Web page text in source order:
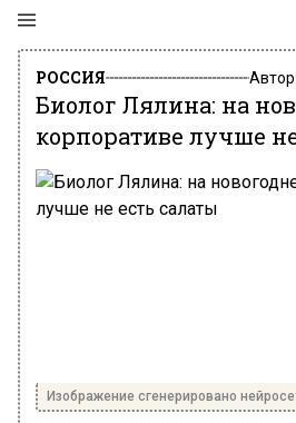
РОССИЯ Автор:
Биолог Лялина: на
корпоративе лучше
Изображение сгенерировано